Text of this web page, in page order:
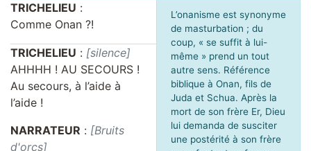
L’onanisme est synonyme
de masturbation ; du
coup, « se suffit à lui-
même » prend un tout
autre sens. Référence
biblique à Onan, fils de
Juda et Schua. Après la
mort de son frère Er, Dieu
lui demanda de susciter
une postérité à son frère
TRICHELIEU :
Comme Onan ?!
TRICHELIEU : [silence]
AHHHH ! AU SECOURS !
Au secours, à l’aide à
l’aide !
NARRATEUR : [Bruits
d'orcs]